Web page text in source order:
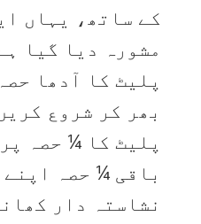
کے ساتھ، یہاں
مشورہ دیا گیا
پلیٹ کا آدھا
بھر کر شروع
پلیٹ کا ¼ حصہ
باقی ¼ حصہ اپنے
نشاستہ دار